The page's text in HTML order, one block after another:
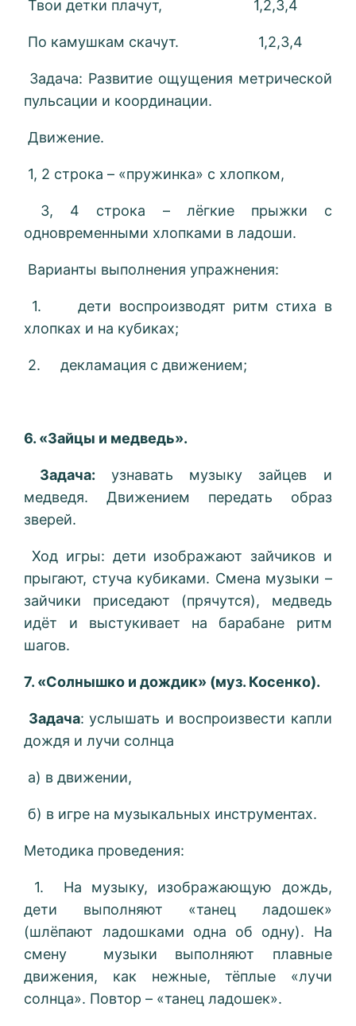
Твои детки плачут, 1,2,3,4
По камушкам скачут. 1,2,3,4
Задача: Развитие ощущения метрической
пульсации и координации.
Движение.
1, 2 строка – «пружинка» с хлопком,
3, 4 строка – лёгкие прыжки с
одновременными хлопками в ладоши.
Варианты выполнения упражнения:
1. дети воспроизводят ритм стиха в
хлопках и на кубиках;
2. декламация с движением;
6. «Зайцы и медведь».
Задача: узнавать музыку зайцев и
медведя. Движением передать образ
зверей.
Ход игры: дети изображают зайчиков и
прыгают, стуча кубиками. Смена музыки –
зайчики приседают (прячутся), медведь
идёт и выстукивает на барабане ритм
шагов.
7. «Солнышко и дождик» (муз. Косенко).
Задача: услышать и воспроизвести капли
дождя и лучи солнца
а) в движении,
б) в игре на музыкальных инструментах.
Методика проведения:
1. На музыку, изображающую дождь,
дети выполняют «танец ладошек»
(шлёпают ладошками одна об одну). На
смену музыки выполняют плавные
движения, как нежные, тёплые «лучи
солнца». Повтор – «танец ладошек».